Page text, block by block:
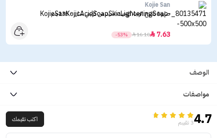
Kojie San
صابونة تفتيح الوجه كوجيك اسيد من كوجي سان - 135جم
7.63

16.10

-53%
الوصف
مواصفات
4.73 تقييم اكتب تقيمك